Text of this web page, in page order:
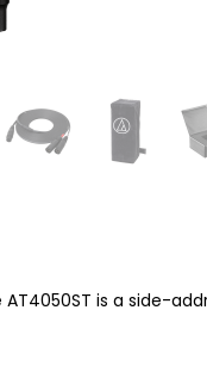
is a side-